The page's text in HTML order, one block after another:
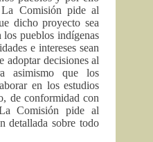
Comisión pide al
dicho proyecto sea
los pueblos indígenas
e intereses sean
adoptar decisiones al
asimismo que los
en los estudios
de conformidad con
Comisión pide al
detallada sobre todo